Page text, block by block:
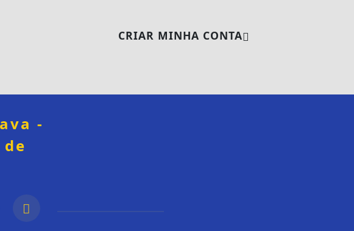
CRIAR MINHA CONTA